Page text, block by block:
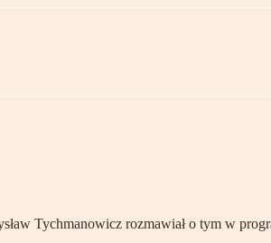
Tychmanowicz rozmawiał o tym w